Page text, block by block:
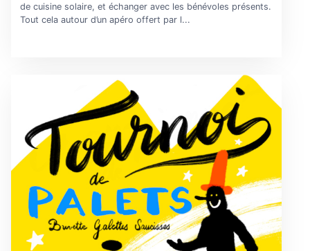
de cuisine solaire, et échanger avec les bénévoles présents.
Tout cela autour d’un apéro offert par l...